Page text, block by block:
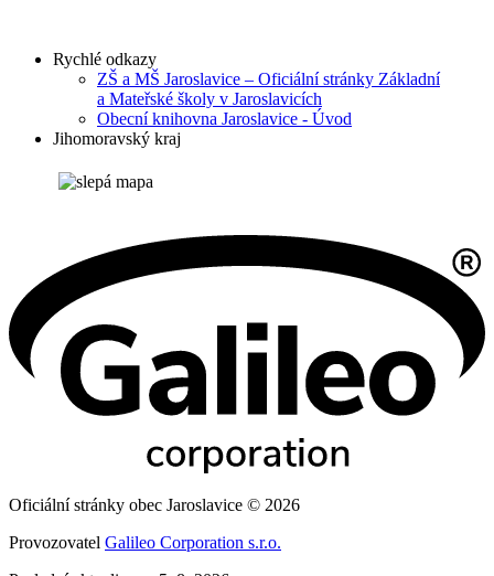
Rychlé odkazy
ZŠ a MŠ Jaroslavice – Oficiální stránky Základní
a Mateřské školy v Jaroslavicích
Obecní knihovna Jaroslavice - Úvod
Jihomoravský kraj
Oficiální stránky obec Jaroslavice © 2026
Provozovatel Galileo Corporation s.r.o.